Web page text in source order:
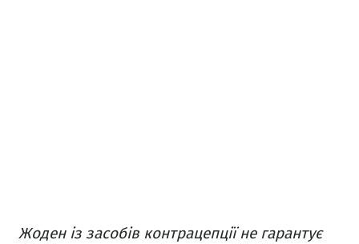
Жоден із засобів контрацепції не гарантує